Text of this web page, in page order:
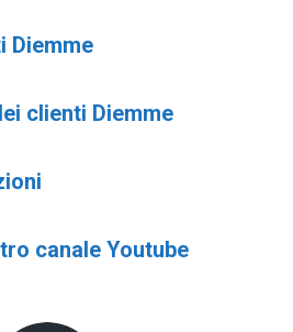
Diemme
clienti Diemme
canale Youtube